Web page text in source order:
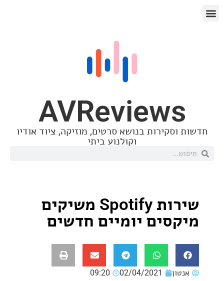
בנושא סרטים, מוזיקה, ציוד אודיו
וקולנוע ביתי
שירות Spotify משיקים
יומיים חדשים
02/04/2021
09:20